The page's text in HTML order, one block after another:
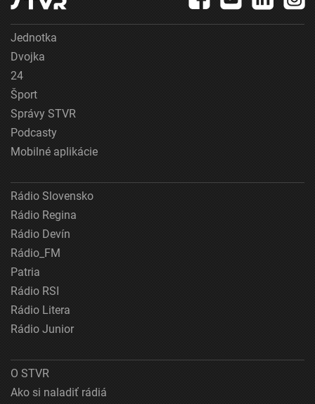
Jednotka
Dvojka
24
Šport
Správy STVR
Podcasty
Mobilné aplikácie
Rádio Slovensko
Rádio Regina
Rádio Devín
Rádio_FM
Patria
Rádio RSI
Rádio Litera
Rádio Junior
O STVR
Ako si naladiť rádiá